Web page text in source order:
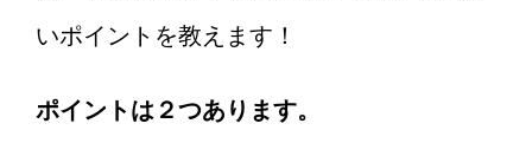
彼女と旅行♪一泊二日で行くな
いポイントを教えます！
ポイントは２つあります。